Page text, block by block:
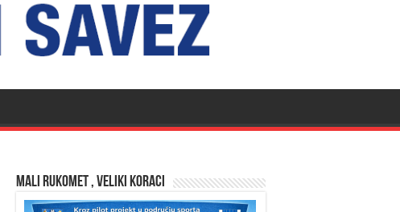
MALI RUKOMET , VELIKI KORACI